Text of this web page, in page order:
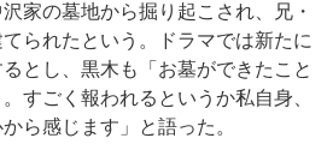
家の墓地から掘り起こされ、兄・
られたという。ドラマでは新たに
とし、黒木も「お墓ができたこと
すごく報われるというか私自身、
ら感じます」と語った。